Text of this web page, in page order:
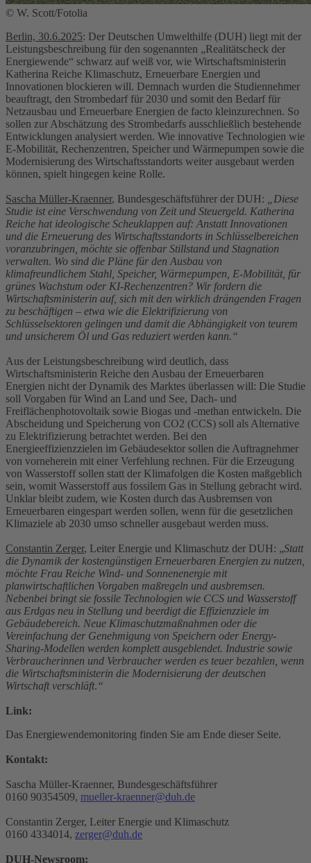
© W. Scott/Fotolia
Berlin, 30.6.2025: Der Deutschen Umwelthilfe (DUH) liegt mit der
Leistungsbeschreibung für den sogenannten „Realitätscheck der
Energiewende“ schwarz auf weiß vor, wie Wirtschaftsministerin
Katherina Reiche Klimaschutz, Erneuerbare Energien und
Innovationen blockieren will. Demnach wurden die Studiennehmer
beauftragt, den Strombedarf für 2030 und somit den Bedarf für
Netzausbau und Erneuerbare Energien de facto kleinzurechnen. So
sollen zur Abschätzung des Strombedarfs ausschließlich bestehende
Entwicklungen analysiert werden. Wie innovative Technologien wie
E-Mobilität, Rechenzentren, Speicher und Wärmepumpen sowie die
Modernisierung des Wirtschaftsstandorts weiter ausgebaut werden
können, spielt hingegen keine Rolle.
Sascha Müller-Kraenner, Bundesgeschäftsführer der DUH: „Diese
Studie ist eine Verschwendung von Zeit und Steuergeld. Katherina
Reiche hat ideologische Scheuklappen auf: Anstatt Innovationen
und die Erneuerung des Wirtschaftsstandorts in Schlüsselbereichen
voranzubringen, möchte sie offenbar Stillstand und Stagnation
verwalten. Wo sind die Pläne für den Ausbau von
klimafreundlichem Stahl, Speicher, Wärmepumpen, E-Mobilität, für
grünes Wachstum oder KI-Rechenzentren? Wir fordern die
Wirtschaftsministerin auf, sich mit den wirklich drängenden Fragen
zu beschäftigen – etwa wie die Elektrifizierung von
Schlüsselsektoren gelingen und damit die Abhängigkeit von teurem
und unsicherem Öl und Gas reduziert werden kann.“
Aus der Leistungsbeschreibung wird deutlich, dass
Wirtschaftsministerin Reiche den Ausbau der Erneuerbaren
Energien nicht der Dynamik des Marktes überlassen will: Die Studie
soll Vorgaben für Wind an Land und See, Dach- und
Freiflächenphotovoltaik sowie Biogas und -methan entwickeln. Die
Abscheidung und Speicherung von CO2 (CCS) soll als Alternative
zu Elektrifizierung betrachtet werden. Bei den
Energieeffizienzzielen im Gebäudesektor sollen die Auftragnehmer
von vorneherein mit einer Verfehlung rechnen. Für die Erzeugung
von Wasserstoff sollen statt der Klimafolgen die Kosten maßgeblich
sein, womit Wasserstoff aus fossilem Gas in Stellung gebracht wird.
Unklar bleibt zudem, wie Kosten durch das Ausbremsen von
Erneuerbaren eingespart werden sollen, wenn für die gesetzlichen
Klimaziele ab 2030 umso schneller ausgebaut werden muss.
Constantin Zerger, Leiter Energie und Klimaschutz der DUH: „Statt
die Dynamik der kostengünstigen Erneuerbaren Energien zu nutzen,
möchte Frau Reiche Wind- und Sonnenenergie mit
planwirtschaftlichen Vorgaben maßregeln und ausbremsen.
Nebenbei bringt sie fossile Technologien wie CCS und Wasserstoff
aus Erdgas neu in Stellung und beerdigt die Effizienzziele im
Gebäudebereich. Neue Klimaschutzmaßnahmen oder die
Vereinfachung der Genehmigung von Speichern oder Energy-
Sharing-Modellen werden komplett ausgeblendet. Industrie sowie
Verbraucherinnen und Verbraucher werden es teuer bezahlen, wenn
die Wirtschaftsministerin die Modernisierung der deutschen
Wirtschaft verschläft.“
Link:
Das Energiewendemonitoring finden Sie am Ende dieser Seite.
Kontakt:
Sascha Müller-Kraenner, Bundesgeschäftsführer
0160 90354509, mueller-kraenner@duh.de
Constantin Zerger, Leiter Energie und Klimaschutz
0160 4334014, zerger@duh.de
DUH-Newsroom: